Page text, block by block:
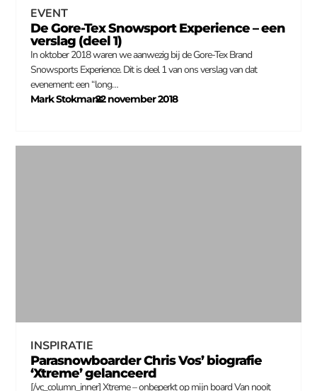
EVENT
De Gore-Tex Snowsport Experience – een
verslag (deel 1)
In oktober 2018 waren we aanwezig bij de Gore-Tex Brand
Snowsports Experience. Dit is deel 1 van ons verslag van dat
evenement: een “long…
Mark Stokmans
–
22 november 2018
INSPIRATIE
Parasnowboarder Chris Vos’ biografie
‘Xtreme’ gelanceerd
[/vc_column_inner] Xtreme – onbeperkt op mijn board Van nooit